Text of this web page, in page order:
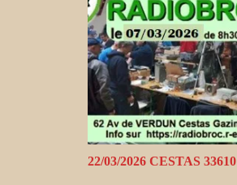
22/03/2026 CESTAS 33610